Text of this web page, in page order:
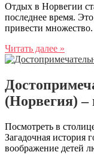
Отдых в Норвегии
последнее время.
привести
Читать далее »
(Норвегия) –
Посмотреть в
Загадочная история
воображение детей